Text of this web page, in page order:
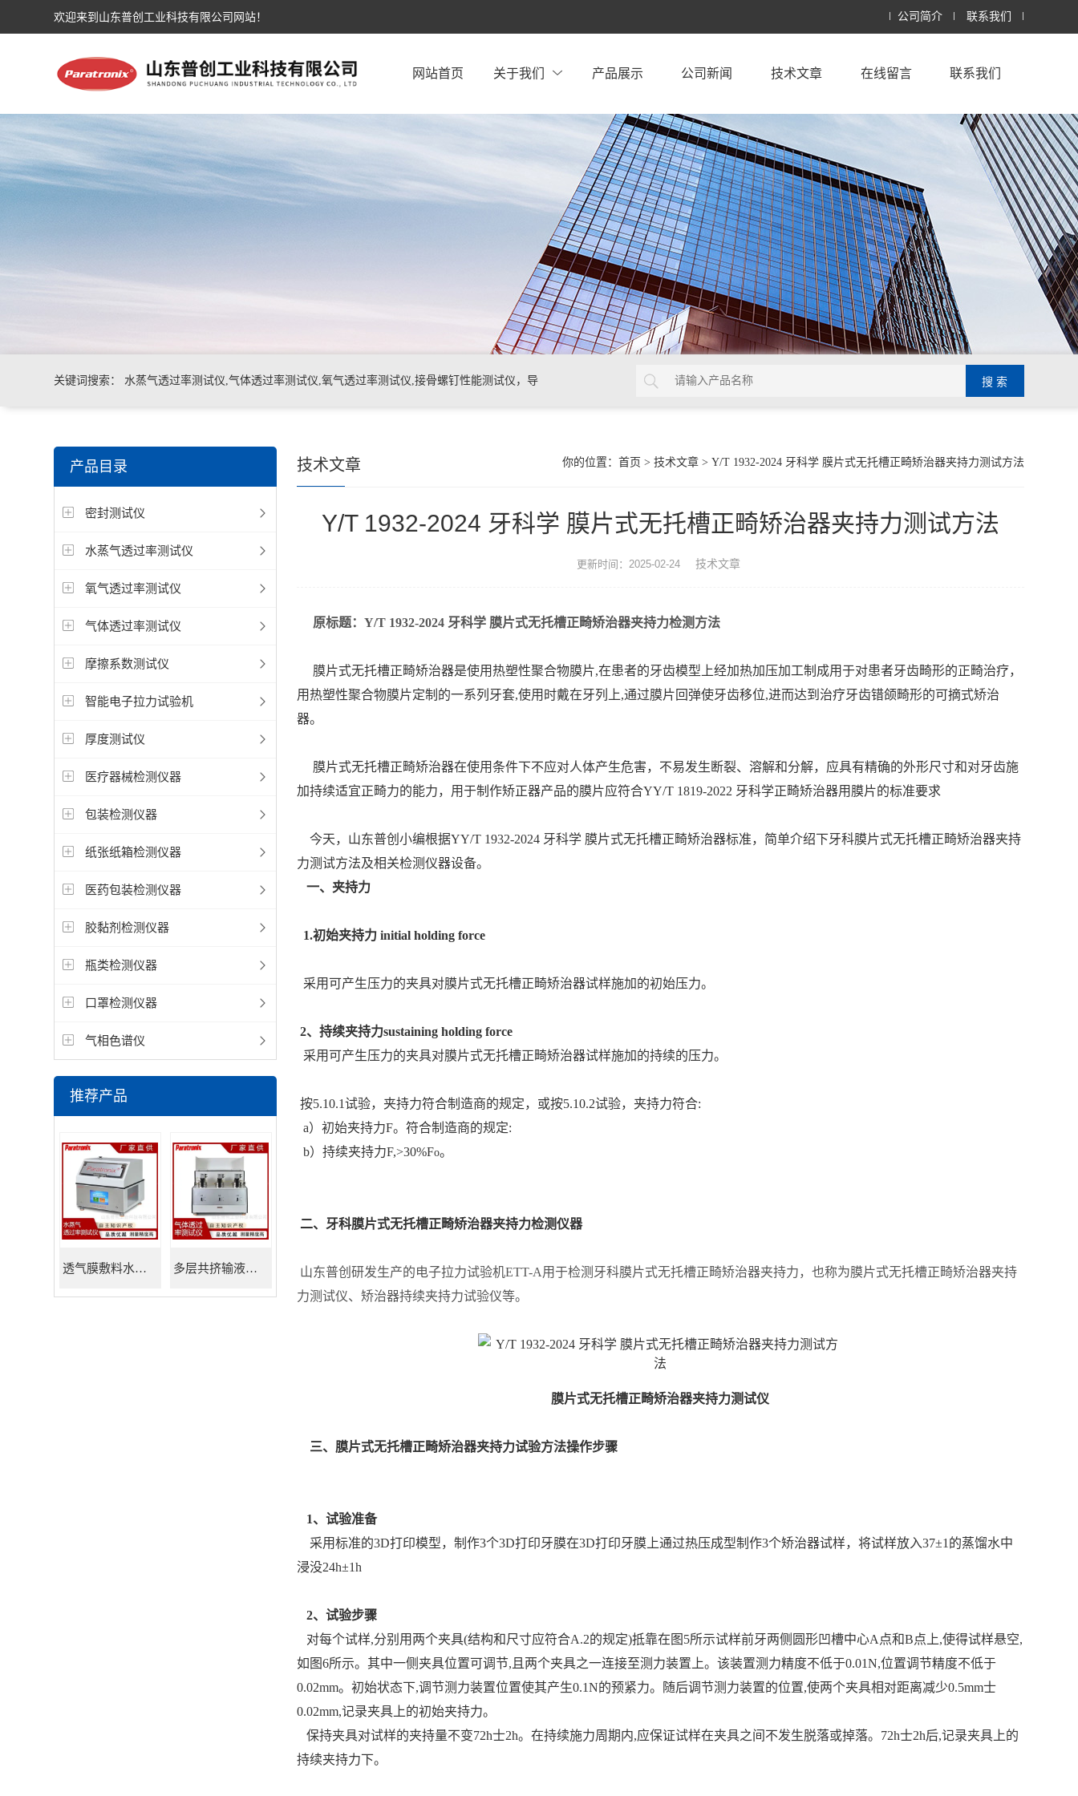
欢迎来到山东普创工业科技有限公司网站！ 公司简介 联系我们
网站首页 关于我们 产品展示 公司新闻 技术文章 在线留言 联系我们
关键词搜索： 水蒸气透过率测试仪,气体透过率测试仪,氧气透过率测试仪,接骨螺钉性能测试仪，导
机，泄漏与密封强度测试仪，透气度测试仪
产品目录
密封测试仪
水蒸气透过率测试仪
氧气透过率测试仪
气体透过率测试仪
摩擦系数测试仪
智能电子拉力试验机
厚度测试仪
医疗器械检测仪器
包装检测仪器
纸张纸箱检测仪器
医药包装检测仪器
胶黏剂检测仪器
瓶类检测仪器
口罩检测仪器
气相色谱仪
推荐产品
透气膜敷料水蒸透过率测试仪 多层共挤输液用膜氮气透过率测试仪
你的位置： 首页 > 技术文章> Y/T 1932-2024 牙科学 膜片式无托槽正畸矫治器夹持力测试方法
技术文章
Y/T 1932-2024 牙科学 膜片式无托槽正畸矫治器夹持力测试方法
更新时间：2025-02-24 技术文章
原标题：Y/T 1932-2024 牙科学 膜片式无托槽正畸矫治器夹持力检测方法
膜片式无托槽正畸矫治器是使用热塑性聚合物膜片,在患者的牙齿模型上经加热加压加工制成用于对患者牙齿畸形的正畸治疗，
用热塑性聚合物膜片定制的一系列牙套,使用时戴在牙列上,通过膜片回弹使牙齿移位,进而达到治疗牙齿错颌畸形的可摘式矫治
器。
膜片式无托槽正畸矫治器在使用条件下不应对人体产生危害，不易发生断裂、溶解和分解，应具有精确的外形尺寸和对牙齿施
加持续适宜正畸力的能力，用于制作矫正器产品的膜片应符合YY/T 1819-2022 牙科学正畸矫治器用膜片的标准要求
今天，山东普创小编根据YY/T 1932-2024 牙科学 膜片式无托槽正畸矫治器标准，简单介绍下牙科膜片式无托槽正畸矫治器夹持
力测试方法及相关检测仪器设备。
一、 夹持力
1.初始夹持力 initial holding force
采用可产生压力的夹具对膜片式无托槽正畸矫治器试样施加的初始压力。
2、持续夹持力sustaining holding force
采用可产生压力的夹具对膜片式无托槽正畸矫治器试样施加的持续的压力。
按5.10.1试验，夹持力符合制造商的规定，或按5.10.2试验，夹持力符合:
a）初始夹持力F。符合制造商的规定:
b）持续夹持力F,>30%Fo。
二、牙科膜片式无托槽正畸矫治器夹持力检测仪器
山东普创研发生产的电子拉力试验机ETT-A用于检测牙科膜片式无托槽正畸矫治器夹持力，也称为膜片式无托槽正畸矫治器夹持
力测试仪、矫治器持续夹持力试验仪等。
膜片式无托槽正畸矫治器夹持力测试仪
三、膜片式无托槽正畸矫治器夹持力试验方法操作步骤
1、试验准备
采用标准的3D打印模型，制作3个3D打印牙膜在3D打印牙膜上通过热压成型制作3个矫治器试样，将试样放入37±1的蒸馏水中
浸没24h±1h
2、试验步骤
对每个试样,分别用两个夹具(结构和尺寸应符合A.2的规定)抵靠在图5所示试样前牙两侧圆形凹槽中心A点和B点上,使得试样悬空,
如图6所示。其中一侧夹具位置可调节,且两个夹具之一连接至测力装置上。该装置测力精度不低于0.01N,位置调节精度不低于
0.02mm。初始状态下,调节测力装置位置使其产生0.1N的预紧力。随后调节测力装置的位置,使两个夹具相对距离减少0.5mm士
0.02mm,记录夹具上的初始夹持力。
保持夹具对试样的夹持量不变72h士2h。在持续施力周期内,应保证试样在夹具之间不发生脱落或掉落。72h士2h后,记录夹具上的
持续夹持力下。